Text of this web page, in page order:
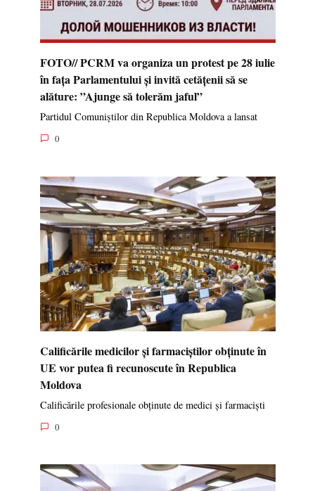
FOTO// PCRM va organiza un protest pe 28 iulie
în fața Parlamentului și invită cetățenii să se
alăture: ”Ajunge să tolerăm jaful”
Partidul Comuniștilor din Republica Moldova a lansat
0
Calificările medicilor și farmaciștilor obținute în
UE vor putea fi recunoscute în Republica
Moldova
Calificările profesionale obținute de medici și farmaciști
0